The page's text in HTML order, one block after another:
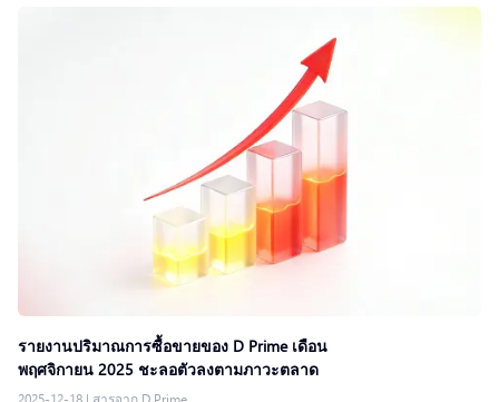
รายงานปริมาณการซื้อขายของ D Prime เดือน
พฤศจิกายน 2025 ชะลอตัวลงตามภาวะตลาด